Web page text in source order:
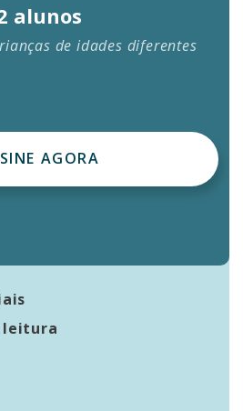
alunos
de idades diferentes
AGORA
leitura